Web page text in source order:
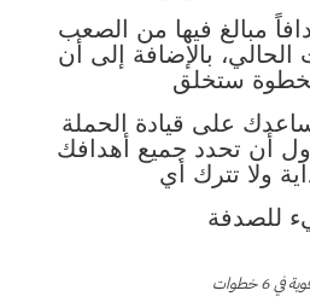
مبالغ فيها من الصعب
بالإضافة إلى أن
ستخلق
على قيادة الحملة
أن تحدد جميع أهدافك
ولا تترك أي
للصدفة
خطوات